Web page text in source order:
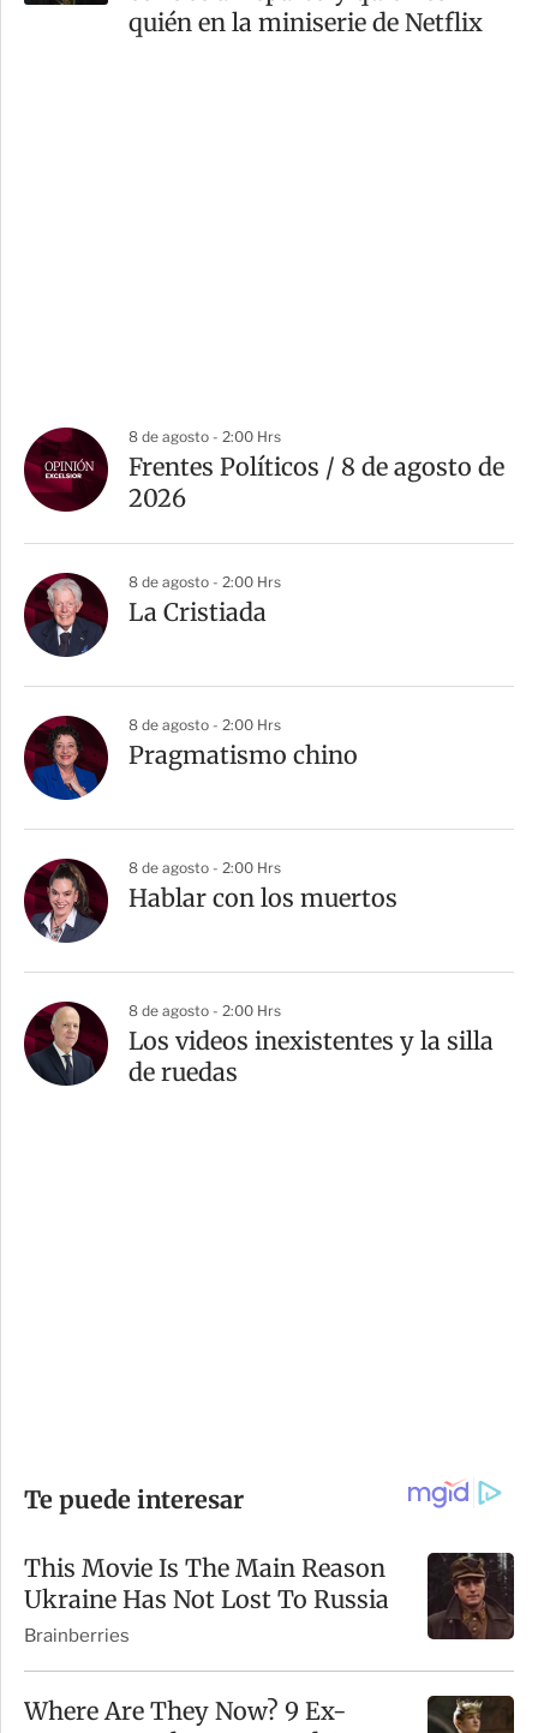
quién en la miniserie de Netflix
8 de agosto - 2:00 Hrs
Frentes Políticos / 8 de agosto de
2026
8 de agosto - 2:00 Hrs
La Cristiada
8 de agosto - 2:00 Hrs
Pragmatismo chino
8 de agosto - 2:00 Hrs
Hablar con los muertos
8 de agosto - 2:00 Hrs
Los videos inexistentes y la silla
de ruedas